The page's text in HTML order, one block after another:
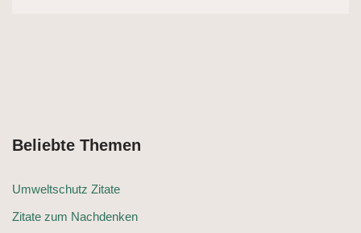
Beliebte Themen
Umweltschutz Zitate
Zitate zum Nachdenken